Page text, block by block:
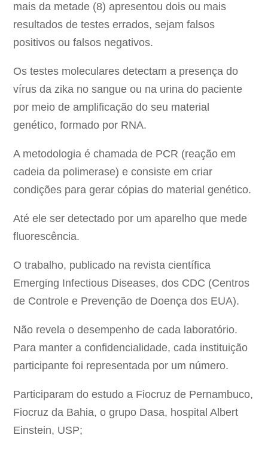
mais da metade (8) apresentou dois ou mais
resultados de testes errados, sejam falsos
positivos ou falsos negativos.
Os testes moleculares detectam a presença do
vírus da zika no sangue ou na urina do paciente
por meio de amplificação do seu material
genético, formado por RNA.
A metodologia é chamada de PCR (reação em
cadeia da polimerase) e consiste em criar
condições para gerar cópias do material genético.
Até ele ser detectado por um aparelho que mede
fluorescência.
O trabalho, publicado na revista científica
Emerging Infectious Diseases, dos CDC (Centros
de Controle e Prevenção de Doença dos EUA).
Não revela o desempenho de cada laboratório.
Para manter a confidencialidade, cada instituição
participante foi representada por um número.
Participaram do estudo a Fiocruz de Pernambuco,
Fiocruz da Bahia, o grupo Dasa, hospital Albert
Einstein, USP;